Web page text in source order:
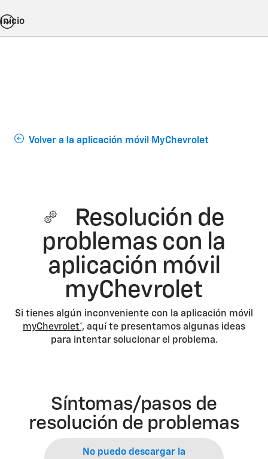
Inicio
Volver a la aplicación móvil MyChevrolet
Resolución de
problemas con la
aplicación móvil
myChevrolet
Si tienes algún inconveniente con la aplicación móvil
myChevrolet*, aquí te presentamos algunas ideas
para intentar solucionar el problema.
Síntomas/pasos de
resolución de problemas
No puedo descargar la